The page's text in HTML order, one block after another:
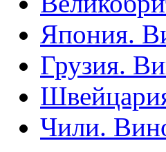
Япония.
Грузия.
Чили.